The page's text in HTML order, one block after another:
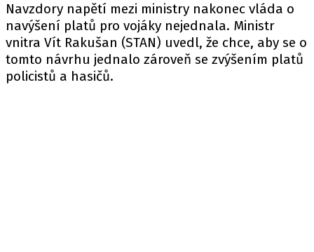
Navzdory napětí mezi ministry nakonec vláda o
navýšení platů pro vojáky nejednala. Ministr
vnitra Vít Rakušan (STAN) uvedl, že chce, aby se o
tomto návrhu jednalo zároveň se zvýšením platů
policistů a hasičů.